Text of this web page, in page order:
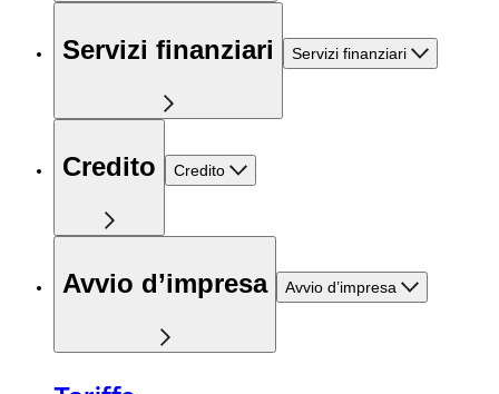
Servizi finanziari Servizi finanziari
Credito Credito
Avvio d’impresa Avvio d’impresa